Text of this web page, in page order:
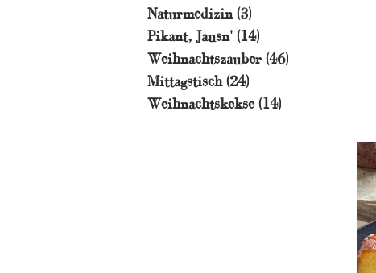
Naturmedizin (3)
Pikant, Jausn' (14)
Weihnachtszauber (46)
Mittagstisch (24)
Weihnachtskekse (14)